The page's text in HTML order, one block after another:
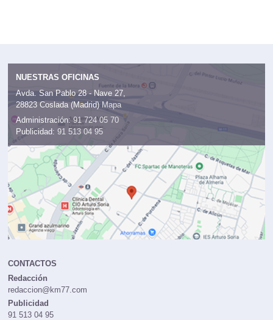
NUESTRAS OFICINAS
Avda. San Pablo 28 - Nave 27,
28823 Coslada (Madrid) Mapa
Administración: 91 724 05 70
Publicidad: 91 513 04 95
CONTACTOS
Redacción
redaccion@km77.com
Publicidad
91 513 04 95